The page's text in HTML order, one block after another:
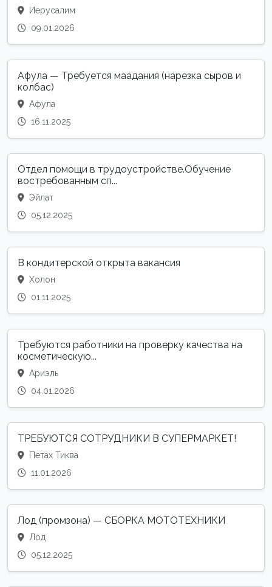
Иерусалим
09.01.2026
Афула — Требуется маадания (нарезка сыров и
колбас)
Афула
16.11.2025
Отдел помощи в трудоустройстве.Обучение
востребованным сп...
Эйлат
05.12.2025
В кондитерской открыта вакансия
Холон
01.11.2025
Требуются работники на проверку качества на
косметическую...
Ариэль
04.01.2026
ТРЕБУЮТСЯ СОТРУДНИКИ В СУПЕРМАРКЕТ!
Петах Тиква
11.01.2026
Лод (промзона) — СБОРКА МОТОТЕХНИКИ
Лод
05.12.2025